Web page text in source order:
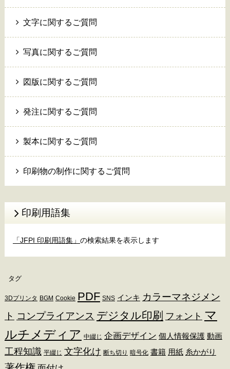
文字に関するご質問
写真に関するご質問
図版に関するご質問
発注に関するご質問
製本に関するご質問
印刷物の制作に関するご質問
印刷用語集
「JFPI 印刷用語集」 の検索結果を表示します
タグ
3Dプリンタ BGM Cookie PDF SNS インキ カラーマネジメン
ト コンプライアンス デジタル印刷 フォント マ
ルチメディア 中綴じ 企画デザイン 個人情報保護 動画
工程知識 平綴じ 文字化け 断ち切り 暗号化 書籍 用紙 糸かがり